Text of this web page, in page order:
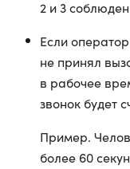
2 и 3
Если
не принял
в рабочее
звонок будет
Пример.
более 60